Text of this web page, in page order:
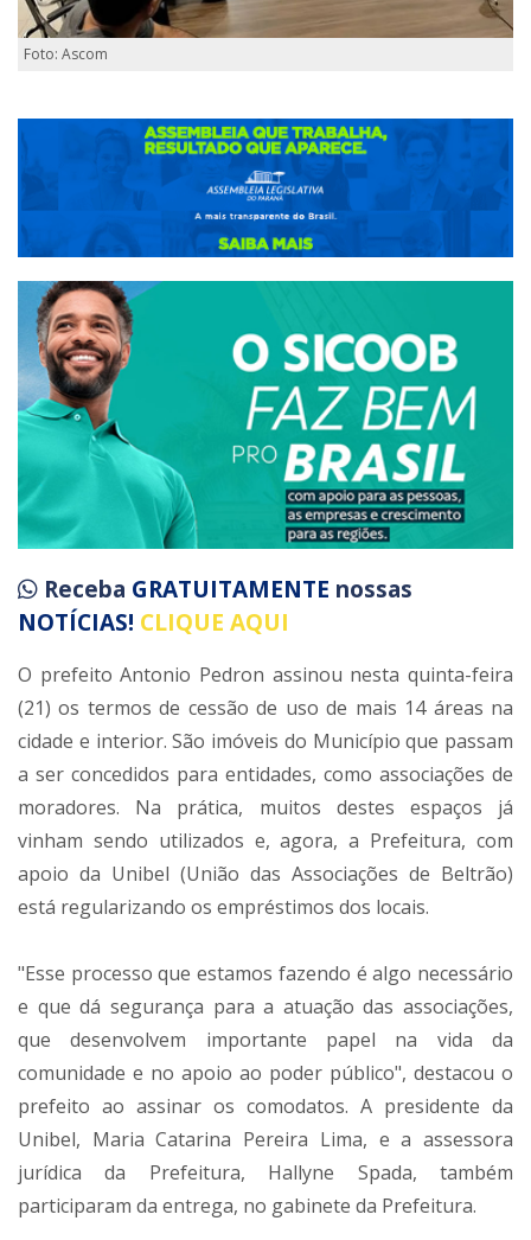
Foto: Ascom
Receba GRATUITAMENTE nossas
NOTÍCIAS! CLIQUE AQUI
O prefeito Antonio Pedron assinou nesta quinta-feira
(21) os termos de cessão de uso de mais 14 áreas na
cidade e interior. São imóveis do Município que passam
a ser concedidos para entidades, como associações de
moradores. Na prática, muitos destes espaços já
vinham sendo utilizados e, agora, a Prefeitura, com
apoio da Unibel (União das Associações de Beltrão)
está regularizando os empréstimos dos locais.
"Esse processo que estamos fazendo é algo necessário
e que dá segurança para a atuação das associações,
que desenvolvem importante papel na vida da
comunidade e no apoio ao poder público", destacou o
prefeito ao assinar os comodatos. A presidente da
Unibel, Maria Catarina Pereira Lima, e a assessora
jurídica da Prefeitura, Hallyne Spada, também
participaram da entrega, no gabinete da Prefeitura.